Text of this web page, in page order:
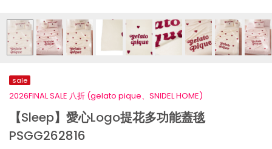
sale
2026FINAL SALE 八折 (gelato pique、SNIDEL HOME)
【Sleep】愛心Logo提花多功能蓋毯
PSGG262816